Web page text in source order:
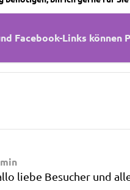
Facebook-Links können
liebe Besucher und